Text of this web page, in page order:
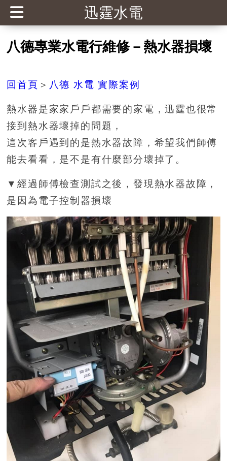
迅霆水電
八德專業水電行維修－熱水器損壞
回首頁 ＞ 八德 水電 實際案例
熱水器是家家戶戶都需要的家電，迅霆也很常
接到熱水器壞掉的問題，
這次客戶遇到的是熱水器故障，希望我們師傅
能去看看，是不是有什麼部分壞掉了。
▼經過師傅檢查測試之後，發現熱水器故障，
是因為電子控制器損壞